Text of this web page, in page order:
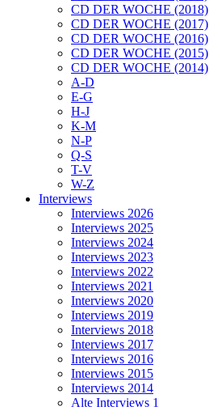
CD DER WOCHE (2018)
CD DER WOCHE (2017)
CD DER WOCHE (2016)
CD DER WOCHE (2015)
CD DER WOCHE (2014)
A-D
E-G
H-J
K-M
N-P
Q-S
T-V
W-Z
Interviews
Interviews 2026
Interviews 2025
Interviews 2024
Interviews 2023
Interviews 2022
Interviews 2021
Interviews 2020
Interviews 2019
Interviews 2018
Interviews 2017
Interviews 2016
Interviews 2015
Interviews 2014
Alte Interviews 1